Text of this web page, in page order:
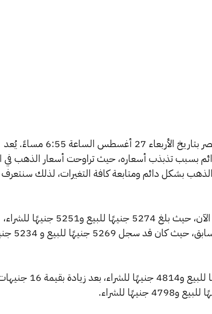
يبحث الكثيرون عن سعر الذهب اليوم في مصر بتاريخ الأربعاء 27 أغسطس الساعة 6:55 مساءً. يُعد
بسبب تذبذب أسعاره، حيث تراوحت أسعار الذهب في
365 بتغطية أسعار الذهب بشكل دائم ومتابعة كافة التغيرات، لذلك
شهد سعر عيار 24 ارتفاعًا بالسوق المصري الآن، حيث بلغ 5274 جنيهًا للبيع و5251 جنيهًا للشراء،
مرتفعًا بمقدار 17 جنيهات عن التحديث
وارتفع سعر عيار 22 ليصل إلى 4835 جنيهًا للبيع و4814 جنيهًا للشراء، بعد زيادة